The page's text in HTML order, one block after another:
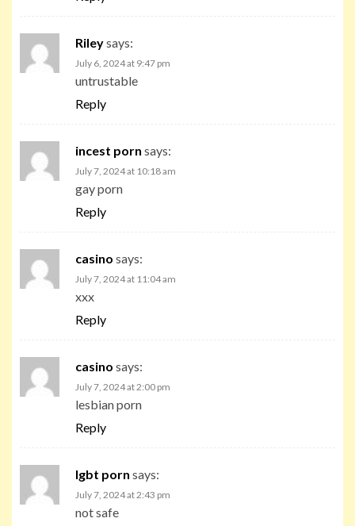
Rileysays:
July 6, 2024 at 9:47 pm
untrustable
Reply
incest porn says:
July 7, 2024 at 10:18 am
gay porn
Reply
casino says:
July 7, 2024 at 11:04 am
xxx
Reply
casino says:
July 7, 2024 at 2:00 pm
lesbian porn
Reply
lgbt porn says:
July 7, 2024 at 2:43 pm
not safe